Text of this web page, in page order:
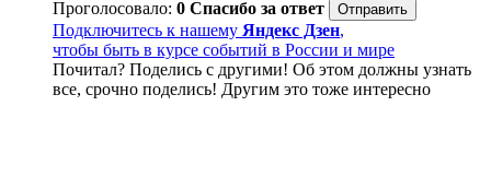
Проголосовало: 0 Спасибо за ответ
Подключитесь к нашему Яндекс Дзен,
чтобы быть в курсе событий в России и мире
Почитал? Поделись с другими! Об этом должны узнать
все, срочно поделись! Другим это тоже интересно